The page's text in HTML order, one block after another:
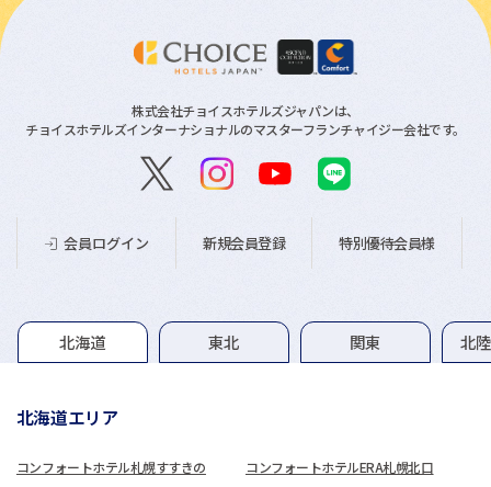
株式会社チョイスホテルズジャパンは、
チョイスホテルズインターナショナルのマスターフランチャイジー会社です。
会員ログイン 新規会員登録 特別優待会員様
グループホテル一覧
北海道 東北 関東 北
北海道エリア
コンフォートホテル札幌すすきの コンフォートホテルERA札幌北口